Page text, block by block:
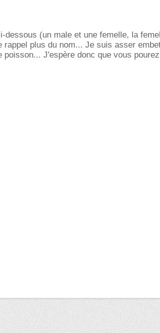
(un male et une femelle, la
rappel plus du nom... Je suis asser
J'espère donc que vous